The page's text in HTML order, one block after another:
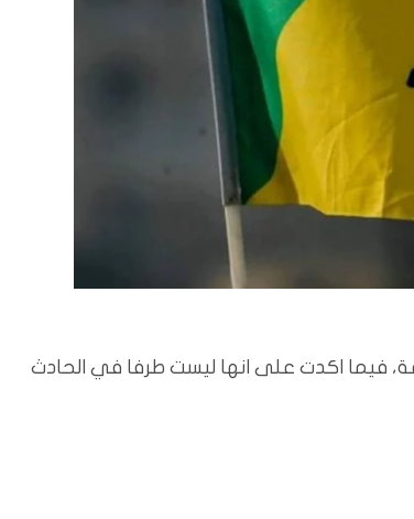
فيما اكدت على انها ليست طرفا في الحادث